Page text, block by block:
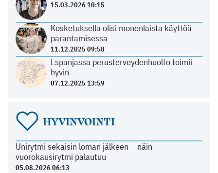
15.03.2026 10:15
Kosketuksella olisi monenlaista käyttöä
parantamisessa
11.12.2025 09:58
Espanjassa perusterveydenhuolto toimii
hyvin
07.12.2025 13:59
HYVINVOINTI
Unirytmi sekaisin loman jälkeen – näin
vuorokausirytmi palautuu
05.08.2026 06:13